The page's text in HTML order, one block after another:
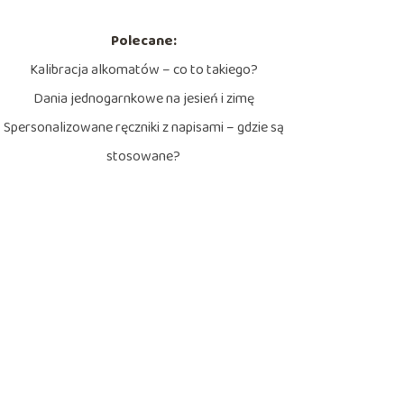
Polecane:
Kalibracja alkomatów – co to takiego?
Dania jednogarnkowe na jesień i zimę
Spersonalizowane ręczniki z napisami – gdzie są
stosowane?